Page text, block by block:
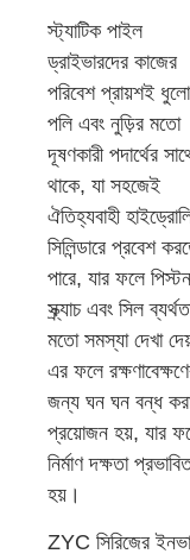
স্ট্যাটিক পাইল
ড্রাইভারদের কাজের
পরিবেশ প্রায়শই
পলি এবং নুড়ির মতো
দূষণকারী পদার্থের
থাকে, যা সহজেই
ঐতিহ্যবাহী
সিলিন্ডারে প্রবেশ
পারে, যার ফলে
স্ক্র্যাচ এবং সিল
মতো সমস্যা দেখা
এর ফলে
জন্য ঘন ঘন বন্ধ
প্রয়োজন হয়, যার
নির্মাণ দক্ষতা
হয়।
ZYC সিরিজের